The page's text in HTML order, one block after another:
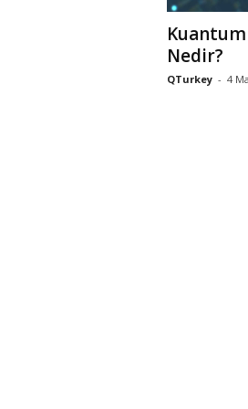
Nedir?
QTurkey - 4